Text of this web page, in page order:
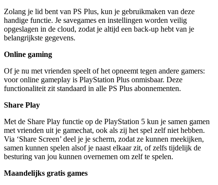
Zolang je lid bent van PS Plus, kun je gebruikmaken van deze
handige functie. Je savegames en instellingen worden veilig
opgeslagen in de cloud, zodat je altijd een back-up hebt van je
belangrijkste gegevens.
Online gaming
Of je nu met vrienden speelt of het opneemt tegen andere gamers:
voor online gameplay is PlayStation Plus onmisbaar. Deze
functionaliteit zit standaard in alle PS Plus abonnementen.
Share Play
Met de Share Play functie op de PlayStation 5 kun je samen gamen
met vrienden uit je gamechat, ook als zij het spel zelf niet hebben.
Via ‘Share Screen’ deel je je scherm, zodat ze kunnen meekijken,
samen kunnen spelen alsof je naast elkaar zit, of zelfs tijdelijk de
besturing van jou kunnen overnemen om zelf te spelen.
Maandelijks gratis games